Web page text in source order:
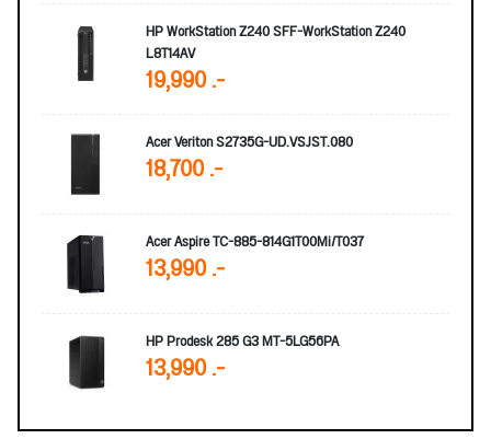
HP WorkStation Z240 SFF-WorkStation Z240
L8T14AV
19,990 .-
Acer Veriton S2735G-UD.VSJST.080
18,700 .-
Acer Aspire TC-885-814G1T00Mi/T037
13,990 .-
HP Prodesk 285 G3 MT-5LG56PA
13,990 .-